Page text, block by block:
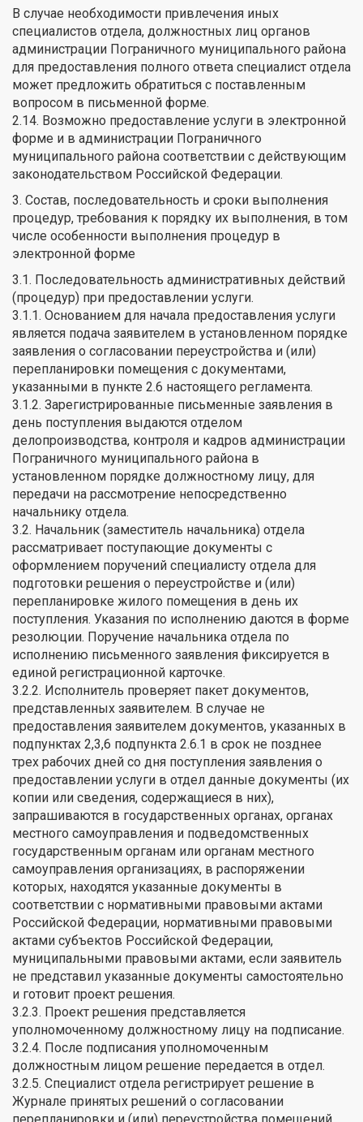
В случае необходимости привлечения иных
специалистов отдела, должностных лиц органов
администрации Пограничного муниципального района
для предоставления полного ответа специалист отдела
может предложить обратиться с поставленным
вопросом в письменной форме.
2.14. Возможно предоставление услуги в электронной
форме и в администрации Пограничного
муниципального района соответствии с действующим
законодательством Российской Федерации.
3. Состав, последовательность и сроки выполнения
процедур, требования к порядку их выполнения, в том
числе особенности выполнения процедур в
электронной форме
3.1. Последовательность административных действий
(процедур) при предоставлении услуги.
3.1.1. Основанием для начала предоставления услуги
является подача заявителем в установленном порядке
заявления о согласовании переустройства и (или)
перепланировки помещения с документами,
указанными в пункте 2.6 настоящего регламента.
3.1.2. Зарегистрированные письменные заявления в
день поступления выдаются отделом
делопроизводства, контроля и кадров администрации
Пограничного муниципального района в
установленном порядке должностному лицу, для
передачи на рассмотрение непосредственно
начальнику отдела.
3.2. Начальник (заместитель начальника) отдела
рассматривает поступающие документы с
оформлением поручений специалисту отдела для
подготовки решения о переустройстве и (или)
перепланировке жилого помещения в день их
поступления. Указания по исполнению даются в форме
резолюции. Поручение начальника отдела по
исполнению письменного заявления фиксируется в
единой регистрационной карточке.
3.2.2. Исполнитель проверяет пакет документов,
представленных заявителем. В случае не
предоставления заявителем документов, указанных в
подпунктах 2,3,6 подпункта 2.6.1 в срок не позднее
трех рабочих дней со дня поступления заявления о
предоставлении услуги в отдел данные документы (их
копии или сведения, содержащиеся в них),
запрашиваются в государственных органах, органах
местного самоуправления и подведомственных
государственным органам или органам местного
самоуправления организациях, в распоряжении
которых, находятся указанные документы в
соответствии с нормативными правовыми актами
Российской Федерации, нормативными правовыми
актами субъектов Российской Федерации,
муниципальными правовыми актами, если заявитель
не представил указанные документы самостоятельно
и готовит проект решения.
3.2.3. Проект решения представляется
уполномоченному должностному лицу на подписание.
3.2.4. После подписания уполномоченным
должностным лицом решение передается в отдел.
3.2.5. Специалист отдела регистрирует решение в
Журнале принятых решений о согласовании